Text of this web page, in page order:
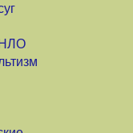
НЛО